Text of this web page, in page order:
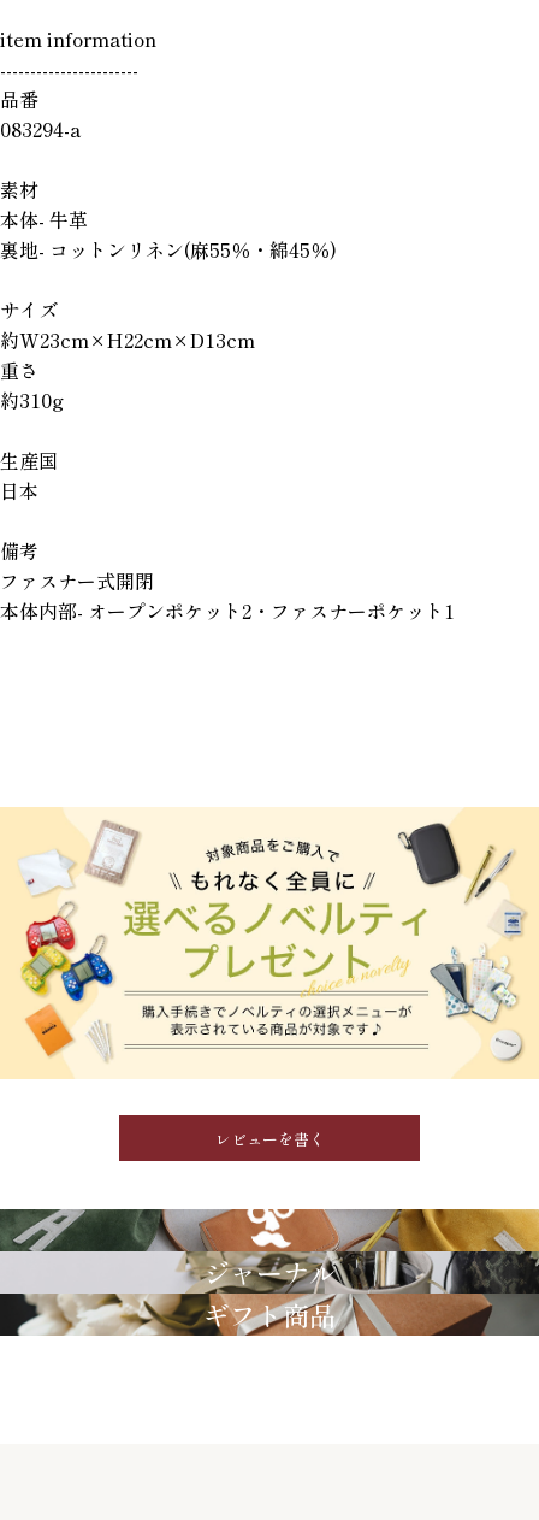
item information
-----------------------
品番
083294-a
素材
本体- 牛革
裏地- コットンリネン(麻55％・綿45％)
サイズ
約W23cm×H22cm×D13cm
重さ
約310g
生産国
日本
備考
ファスナー式開閉
本体内部- オープンポケット2・ファスナーポケット1
レビューを書く
GRIMM LAB
ジャーナル
ギフト商品